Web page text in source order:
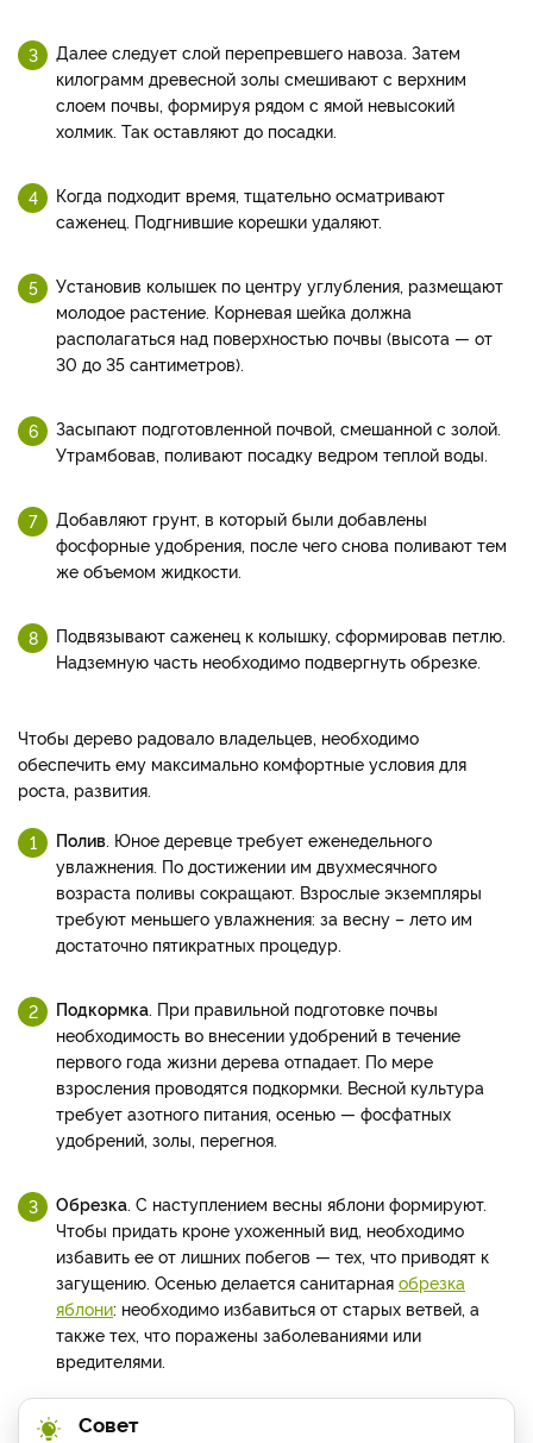
Далее следует слой перепревшего навоза. Затем
килограмм древесной золы смешивают с верхним
слоем почвы, формируя рядом с ямой невысокий
холмик. Так оставляют до посадки.
Когда подходит время, тщательно осматривают
саженец. Подгнившие корешки удаляют.
Установив колышек по центру углубления, размещают
молодое растение. Корневая шейка должна
располагаться над поверхностью почвы (высота — от
30 до 35 сантиметров).
Засыпают подготовленной почвой, смешанной с золой.
Утрамбовав, поливают посадку ведром теплой воды.
Добавляют грунт, в который были добавлены
фосфорные удобрения, после чего снова поливают тем
же объемом жидкости.
Подвязывают саженец к колышку, сформировав петлю.
Надземную часть необходимо подвергнуть обрезке.
Чтобы дерево радовало владельцев, необходимо
обеспечить ему максимально комфортные условия для
роста, развития.
Полив. Юное деревце требует еженедельного
увлажнения. По достижении им двухмесячного
возраста поливы сокращают. Взрослые экземпляры
требуют меньшего увлажнения: за весну – лето им
достаточно пятикратных процедур.
Подкормка. При правильной подготовке почвы
необходимость во внесении удобрений в течение
первого года жизни дерева отпадает. По мере
взросления проводятся подкормки. Весной культура
требует азотного питания, осенью — фосфатных
удобрений, золы, перегноя.
Обрезка. С наступлением весны яблони формируют.
Чтобы придать кроне ухоженный вид, необходимо
избавить ее от лишних побегов — тех, что приводят к
загущению. Осенью делается санитарная обрезка
яблони: необходимо избавиться от старых ветвей, а
также тех, что поражены заболеваниями или
вредителями.
Совет